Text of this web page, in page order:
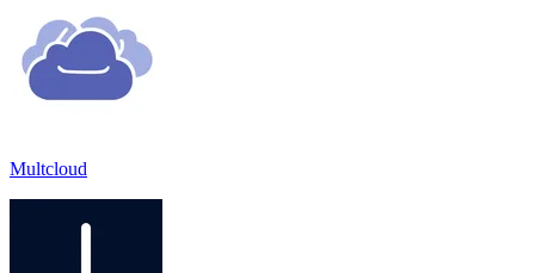
Multcloud